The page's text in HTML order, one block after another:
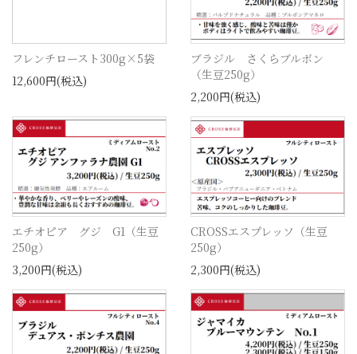
フレンチロースト300g×5袋
12,600円(税込)
ブラジル さくらブルボン
（生豆250g）
2,200円(税込)
エチオピア グジ G1（生豆
250g）
3,200円(税込)
CROSSエスプレッソ（生豆
250g）
2,300円(税込)